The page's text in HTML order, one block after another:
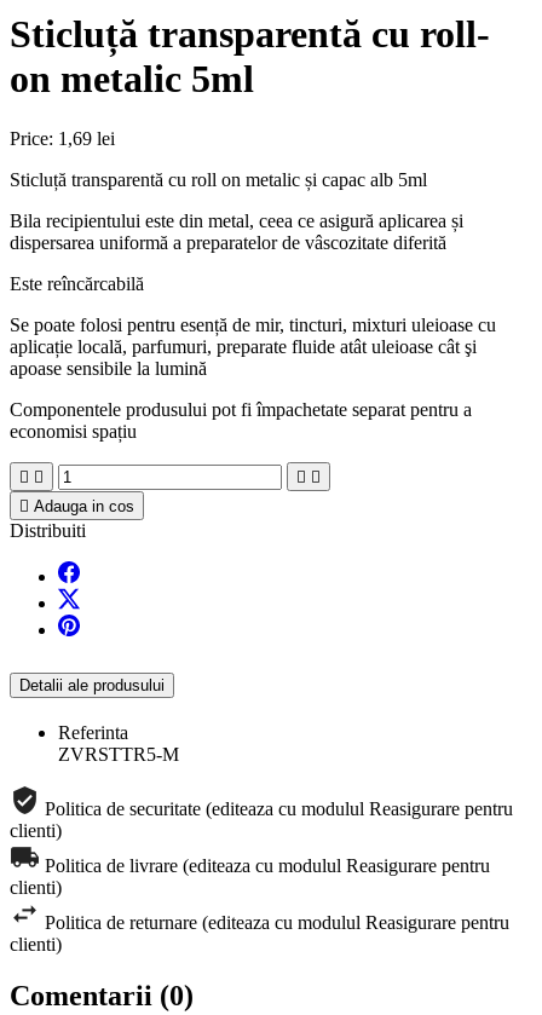
Sticluță transparentă cu roll-
on metalic 5ml
Price: 1,69 lei
Sticluță transparentă cu roll on metalic și capac alb 5ml
Bila recipientului este din metal, ceea ce asigură aplicarea și
dispersarea uniformă a preparatelor de vâscozitate diferită
Este reîncărcabilă
Se poate folosi pentru esență de mir, tincturi, mixturi uleioase cu
aplicație locală, parfumuri, preparate fluide atât uleioase cât şi
apoase sensibile la lumină
Componentele produsului pot fi împachetate separat pentru a
economisi spațiu
   
 Adauga in cos
Distribuiti
Detalii ale produsului
Referinta
ZVRSTTR5-M
Politica de securitate (editeaza cu modulul Reasigurare pentru
clienti)
Politica de livrare (editeaza cu modulul Reasigurare pentru
clienti)
Politica de returnare (editeaza cu modulul Reasigurare pentru
clienti)
Comentarii (0)